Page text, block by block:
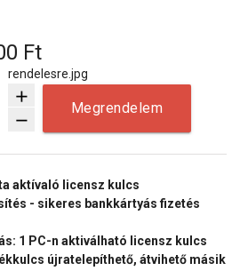
Ft
add
remove
Megrendelem
aktívaló licensz kulcs
- sikeres bankkártyás fizetés
1 PC-n aktiválható licensz kulcs
újratelepíthető, átvihető másik